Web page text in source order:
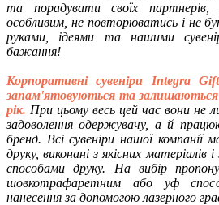
та порадувати своїх партнерів,
особливим, не повторюватись і не
руками, ідеями та нашими
бажання!
Корпоративні сувеніри Integra
запам'ятовуються та залишаються
рік. При цьому весь цей час вони не
задоволення одержувачу, а й
бренд. Всі сувеніри нашої компанії
друку, виконані з якісних матеріалів
способами друку. На вибір
шовкотрафаретним або уф
нанесення за допомогою лазерного